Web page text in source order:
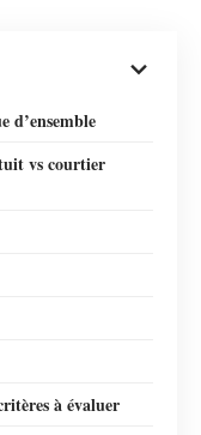
d’ensemble
vs courtier
à évaluer